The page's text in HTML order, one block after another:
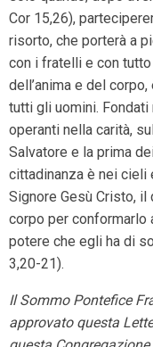
Cor 15,26),
risorto, che porterà a
con i fratelli e con
dell’anima e del
tutti gli uomini.
operanti nella carità,
Salvatore e la prima
cittadinanza è nei cieli
Signore Gesù Cristo,
corpo per conformarlo
potere che egli ha di
3,20-21).
Il Sommo Pontefice
approvato questa